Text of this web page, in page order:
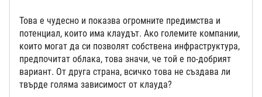
Това е чудесно и показва огромните предимства и
потенциал, които има клаудът. Ако големите компании,
които могат да си позволят собствена инфраструктура,
предпочитат облака, това значи, че той е по-добрият
вариант. От друга страна, всичко това не създава ли
твърде голяма зависимост от клауда?